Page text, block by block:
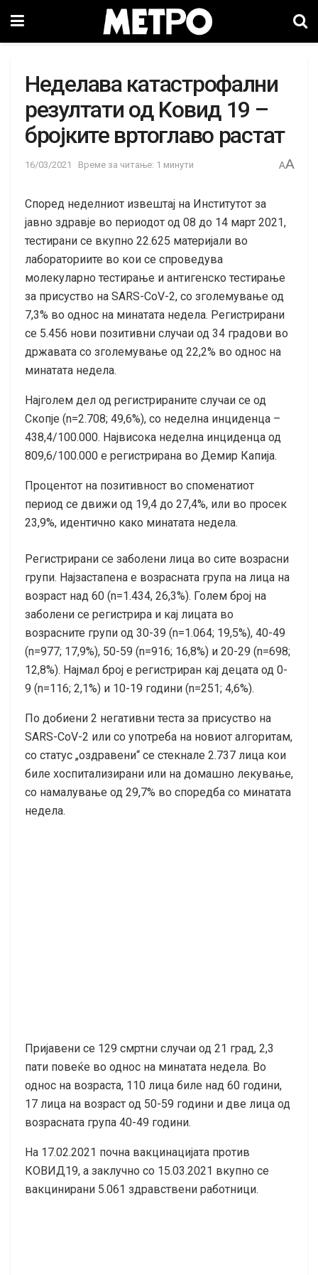
Неделава катастрофални
резултати од Koвид 19 –
бројките вртоглаво растат
16/03/2021 Време за читање: 1 минути AA
Според неделниот извештај на Институтот за
јавно здравје во периодот од 08 до 14 март 2021,
тестирани се вкупно 22.625 материјали во
лабораториите во кои се спроведува
молекуларно тестирање и антигенско тестирање
за присуство на SARS-CoV-2, со зголемување од
7,3% во однос на минатата недела. Регистрирани
сe 5.456 нови позитивни случаи од 34 градови во
државата со зголемување од 22,2% во однос на
минатата недела.
Најголем дел од регистрираните случаи се од
Скопје (n=2.708; 49,6%), со неделна инциденца –
438,4/100.000. Највисока неделна инциденца од
809,6/100.000 е регистрирана во Демир Капија.
Процентот на позитивност во споменатиот
период се движи од 19,4 до 27,4%, или во просек
23,9%, идентично како минатата недела.
Регистрирани се заболени лица во сите возрасни
групи. Најзастапена е возрасната група на лица на
возраст над 60 (n=1.434, 26,3%). Голем број на
заболени се регистрира и кај лицата во
возрасните групи од 30-39 (n=1.064; 19,5%), 40-49
(n=977; 17,9%), 50-59 (n=916; 16,8%) и 20-29 (n=698;
12,8%). Најмал број е регистриран кај децата од 0-
9 (n=116; 2,1%) и 10-19 години (n=251; 4,6%).
По добиени 2 негативни теста за присуство на
SARS-CoV-2 или со употреба на новиот алгоритам,
со статус „оздравени“ се стекнале 2.737 лица кои
биле хоспитализирани или на домашно лекување,
со намалување од 29,7% во споредба со минатата
недела.
Пријавени се 129 смртни случаи од 21 град, 2,3
пати повеќе во однос на минатата недела. Во
однос на возраста, 110 лицa биле над 60 години,
17 лица на возраст од 50-59 години и две лица од
возрасната група 40-49 години.
На 17.02.2021 почна вакцинацијата против
КОВИД19, а заклучно со 15.03.2021 вкупно се
вакцинирани 5.061 здравствени работници.